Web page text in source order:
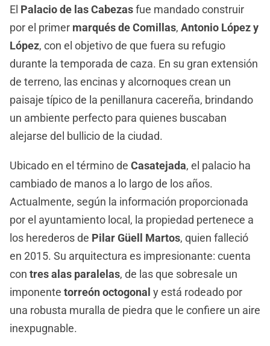
El Palacio de las Cabezasfue mandado construir
por el primer marqués de Comillas, Antonio López y
López, con el objetivo de que fuera su refugio
durante la temporada de caza. En su gran extensión
de terreno, las encinas y alcornoques crean un
paisaje típico de la penillanura cacereña, brindando
un ambiente perfecto para quienes buscaban
alejarse del bullicio de la ciudad.
Ubicado en el término de Casatejada, el palacio ha
cambiado de manos a lo largo de los años.
Actualmente, según la información proporcionada
por el ayuntamiento local, la propiedad pertenece a
los herederos de Pilar Güell Martos, quien falleció
en 2015. Su arquitectura es impresionante: cuenta
con tres alas paralelas, de las que sobresale un
imponente torreón octogonal y está rodeado por
una robusta muralla de piedra que le confiere un aire
inexpugnable.